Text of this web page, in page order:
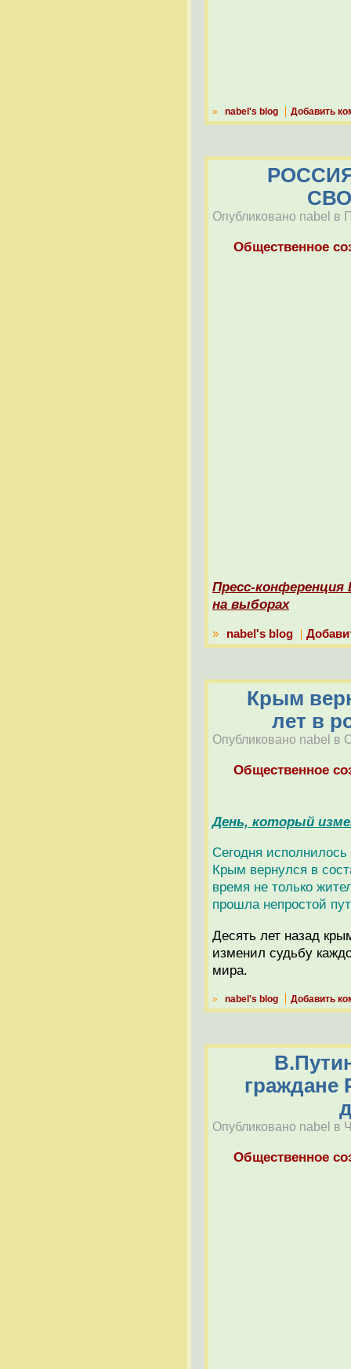
» nabel's blog Добавить
Опубликовано nabel в
Общественное
Пресс-
на выборах
» nabel's blog
Крым
лет в
Опубликовано nabel в
Общественное
День, который
Сегодня исполнилось
Крым вернулся в
время не только
прошла непростой
Десять лет назад
изменил судьбу
мира.
» nabel's blog Добавить
граждане
Опубликовано nabel в
Общественное